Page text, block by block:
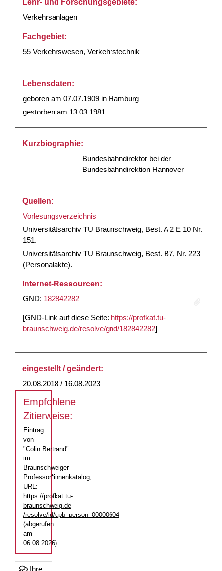
Lehr- und Forschungsgebiete:
Verkehrsanlagen
Fachgebiet:
55 Verkehrswesen, Verkehrstechnik
Lebensdaten:
geboren am 07.07.1909 in Hamburg
gestorben am 13.03.1981
Kurzbiographie:
Bundesbahndirektor bei der
Bundesbahndirektion Hannover
Quellen:
Vorlesungsverzeichnis
Universitätsarchiv TU Braunschweig, Best. A 2 E 10 Nr.
151.
Universitätsarchiv TU Braunschweig, Best. B7, Nr. 223
(Personalakte).
Internet-Ressourcen:
GND: 182842282
[GND-Link auf diese Seite: https://profkat.tu-
braunschweig.de/resolve/gnd/182842282]
eingestellt / geändert:
20.08.2018 / 16.08.2023
Empfohlene
Zitierweise:
Eintrag
von
"Colin Bertrand"
im
Braunschweiger
Professor*innenkatalog,
URL:
https://profkat.tu-
braunschweig.de
/resolve/id/cpb_person_00000604
(abgerufen
am
06.08.2026)
Ihre